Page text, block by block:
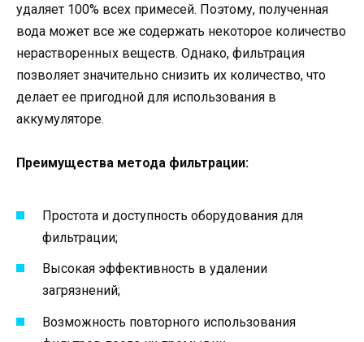
удаляет 100% всех примесей. Поэтому, полученная
вода может все же содержать некоторое количество
нерастворенных веществ. Однако, фильтрация
позволяет значительно снизить их количество, что
делает ее пригодной для использования в
аккумуляторе.
Преимущества метода фильтрации:
Простота и доступность оборудования для
фильтрации;
Высокая эффективность в удалении
загрязнений;
Возможность повторного использования